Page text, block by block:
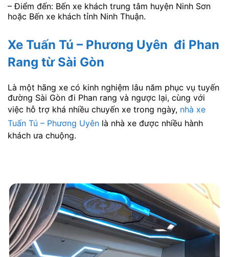
– Điểm đến: Bến xe khách trung tâm huyện Ninh Sơn
hoặc Bến xe khách tỉnh Ninh Thuận.
Xe Tuấn Tú – Phương Uyên đi Phan
Rang từ Sài Gòn
Là một hãng xe có kinh nghiệm lâu năm phục vụ tuyến
đường Sài Gòn đi Phan rang và ngược lại, cùng với
việc hỗ trợ khá nhiều chuyến xe trong ngày, nhà xe
Tuấn Tú – Phương Uyên là nhà xe được nhiều hành
khách ưa chuộng.